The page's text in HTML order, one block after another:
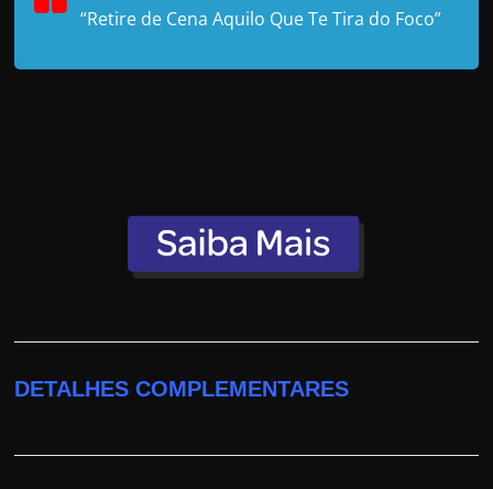
“Retire de Cena Aquilo Que Te Tira do Foco”
DETALHES COMPLEMENTARES